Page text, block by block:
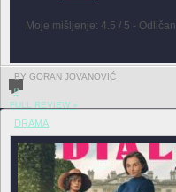
Moje mišljenje: 4.5 / 5 - Odličan
BY GORAN JOVANOVIĆ
0
FULL REVIEW »
DRAMA